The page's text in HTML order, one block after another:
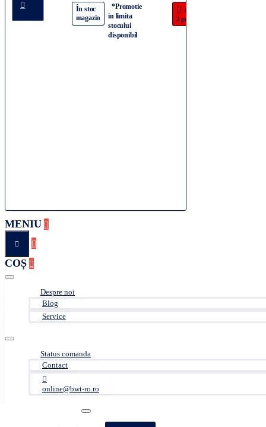
Ultimele
2 produse!
În stoc
magazin
*Promotie
in limita
stocului
disponibil
MENIU
COȘ
Despre noi
Blog
Service
Status comanda
Contact
online@bwt-ro.ro